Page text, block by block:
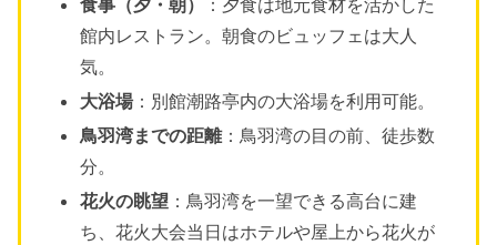
館内レストラン。朝食のビュッフェは大人
気。
大浴場：別館潮路亭内の大浴場を利用可能。
鳥羽湾までの距離：鳥羽湾の目の前、徒歩数
分。
花火の眺望 ：鳥羽湾を一望できる高台に建
ち、花火大会当日はホテルや屋上から花火が